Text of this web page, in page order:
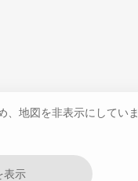
、地図を非表示にしていま
表示